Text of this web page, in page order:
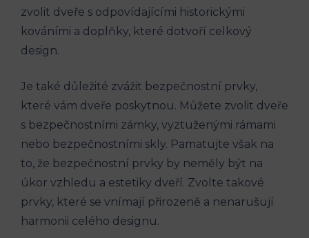
zvolit dveře s odpovídajícími historickými
kováními a doplňky, které dotvoří celkový
design.
Je také důležité zvážit bezpečnostní prvky,
které vám dveře poskytnou. Můžete zvolit dveře
s bezpečnostními zámky, vyztuženými rámami
nebo bezpečnostními skly. Pamatujte však na
to, že bezpečnostní prvky by neměly být na
úkor vzhledu a estetiky dveří. Zvolte takové
prvky, které se vnímají přirozeně a nenarušují
harmonii celého designu.